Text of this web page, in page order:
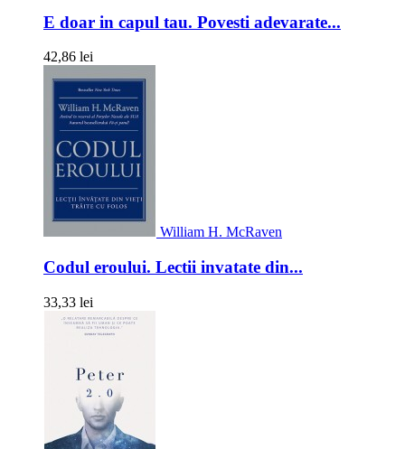
E doar in capul tau. Povesti adevarate...
42,86 lei
William H. McRaven
Codul eroului. Lectii invatate din...
33,33 lei